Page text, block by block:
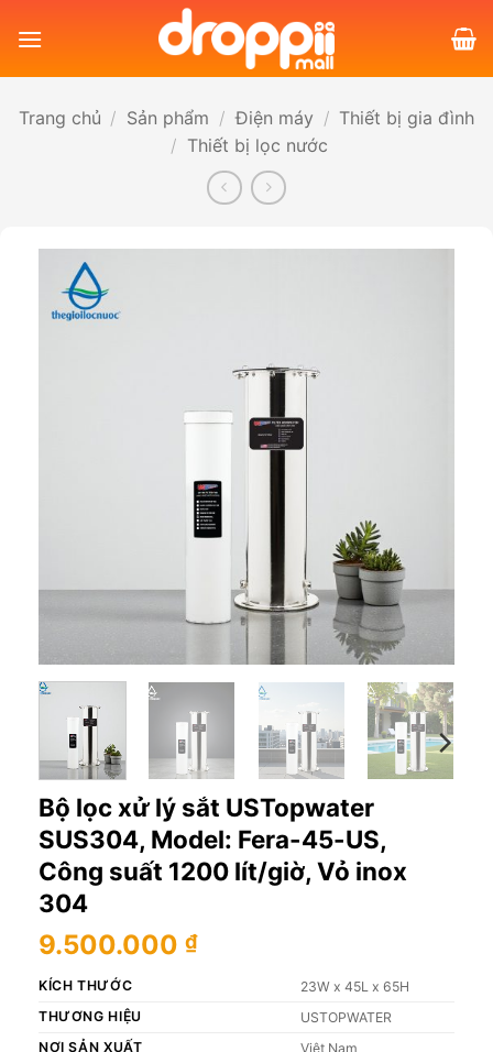
qua
Trang chủ / Sản phẩm / Điện máy / Thiết bị gia đình
/ Thiết bị lọc nước
Bộ lọc xử lý sắt USTopwater
SUS304, Model: Fera-45-US,
Công suất 1200 lít/giờ, Vỏ inox
304
9.500.000 ₫
KÍCH THƯỚC
23W x 45L x 65H
THƯƠNG HIỆU
USTOPWATER
NƠI SẢN XUẤT
Việt Nam